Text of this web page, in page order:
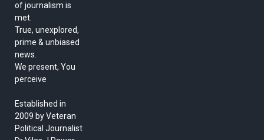
of journalism is
met.
True, unexplored,
prime & unbiased
news.
We present, You
perceive
Established in
2009 by Veteran
Political Journalist